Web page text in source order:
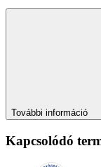
További információ
Kapcsolódó